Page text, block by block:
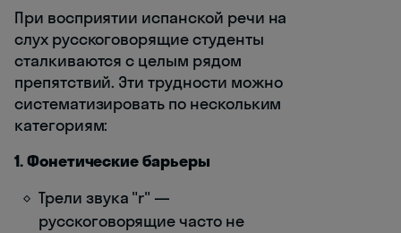
При восприятии испанской речи на
слух русскоговорящие студенты
сталкиваются с целым рядом
препятствий. Эти трудности можно
систематизировать по нескольким
категориям:
1. Фонетические барьеры
Трели звука "r" —
русскоговорящие часто не